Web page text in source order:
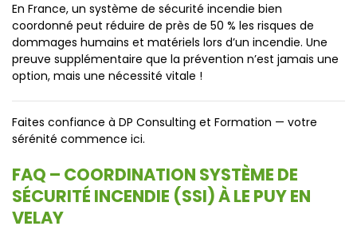
En France, un système de sécurité incendie bien
coordonné peut réduire de près de 50 % les risques de
dommages humains et matériels lors d’un incendie. Une
preuve supplémentaire que la prévention n’est jamais une
option, mais une nécessité vitale !
Faites confiance à DP Consulting et Formation — votre
sérénité commence ici.
FAQ – COORDINATION SYSTÈME DE
SÉCURITÉ INCENDIE (SSI) À LE PUY EN
VELAY